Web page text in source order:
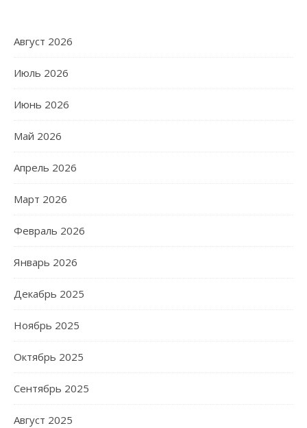
Август 2026
Июль 2026
Июнь 2026
Май 2026
Апрель 2026
Март 2026
Февраль 2026
Январь 2026
Декабрь 2025
Ноябрь 2025
Октябрь 2025
Сентябрь 2025
Август 2025